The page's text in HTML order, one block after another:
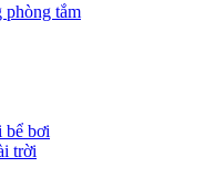
phòng tắm
bể bơi
trời